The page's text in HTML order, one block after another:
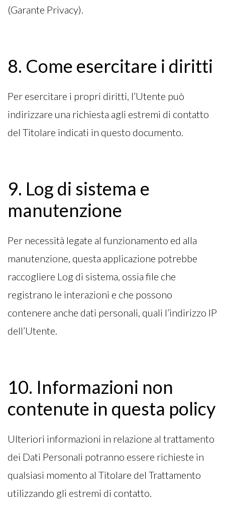
(Garante Privacy).
8. Come esercitare i diritti
Per esercitare i propri diritti, l’Utente può
indirizzare una richiesta agli estremi di contatto
del Titolare indicati in questo documento.
9. Log di sistema e
manutenzione
Per necessità legate al funzionamento ed alla
manutenzione, questa applicazione potrebbe
raccogliere Log di sistema, ossia file che
registrano le interazioni e che possono
contenere anche dati personali, quali l’indirizzo IP
dell’Utente.
10. Informazioni non
contenute in questa policy
Ulteriori informazioni in relazione al trattamento
dei Dati Personali potranno essere richieste in
qualsiasi momento al Titolare del Trattamento
utilizzando gli estremi di contatto.